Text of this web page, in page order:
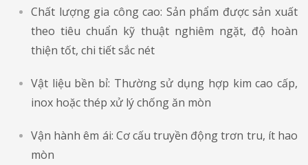
Chất lượng gia công cao: Sản phẩm được sản xuất
theo tiêu chuẩn kỹ thuật nghiêm ngặt, độ hoàn
thiện tốt, chi tiết sắc nét
Vật liệu bền bỉ: Thường sử dụng hợp kim cao cấp,
inox hoặc thép xử lý chống ăn mòn
Vận hành êm ái: Cơ cấu truyền động trơn tru, ít hao
mòn